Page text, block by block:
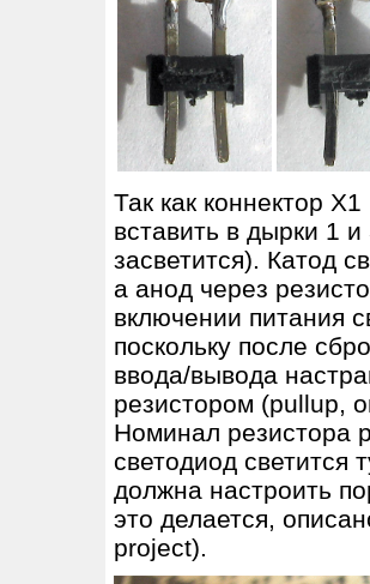
Так как коннектор
вставить в дырки 1
засветится). Катод
а анод через
включении питания
поскольку после
ввода/вывода
резистором (pullup,
Номинал резистора
светодиод светится
должна настроить
это делается,
project).